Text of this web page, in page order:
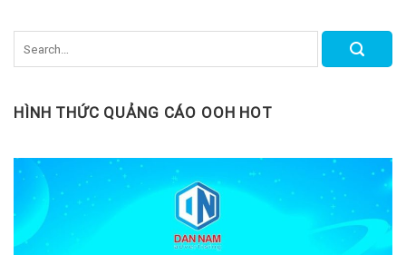
HÌNH THỨC QUẢNG CÁO OOH HOT